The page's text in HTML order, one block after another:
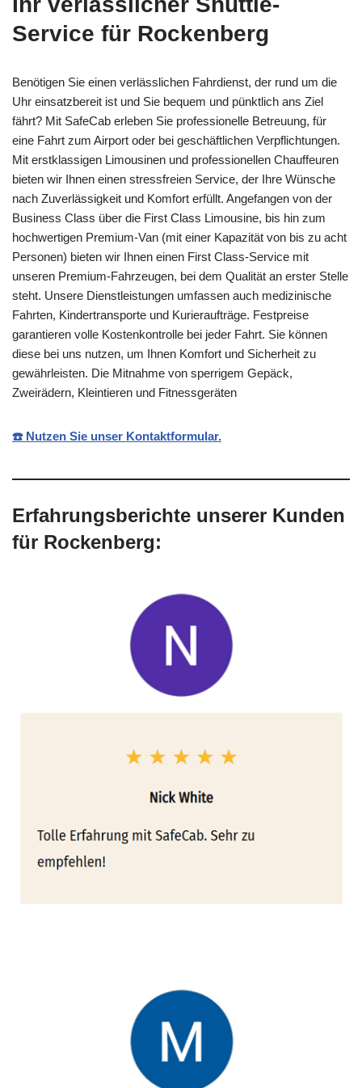
Service für Rockenberg
Benötigen Sie einen verlässlichen Fahrdienst, der rund um die
Uhr einsatzbereit ist und Sie bequem und pünktlich ans Ziel
fährt? Mit SafeCab erleben Sie professionelle Betreuung, für
eine Fahrt zum Airport oder bei geschäftlichen Verpflichtungen.
Mit erstklassigen Limousinen und professionellen Chauffeuren
bieten wir Ihnen einen stressfreien Service, der Ihre Wünsche
nach Zuverlässigkeit und Komfort erfüllt. Angefangen von der
Business Class über die First Class Limousine, bis hin zum
hochwertigen Premium-Van (mit einer Kapazität von bis zu acht
Personen) bieten wir Ihnen einen First Class-Service mit
unseren Premium-Fahrzeugen, bei dem Qualität an erster Stelle
steht. Unsere Dienstleistungen umfassen auch medizinische
Fahrten, Kindertransporte und Kurieraufträge. Festpreise
garantieren volle Kostenkontrolle bei jeder Fahrt. Sie können
diese bei uns nutzen, um Ihnen Komfort und Sicherheit zu
gewährleisten. Die Mitnahme von sperrigem Gepäck,
Zweirädern, Kleintieren und Fitnessgeräten
☎️ Nutzen Sie unser Kontaktformular.
Erfahrungsberichte unserer Kunden
für Rockenberg: